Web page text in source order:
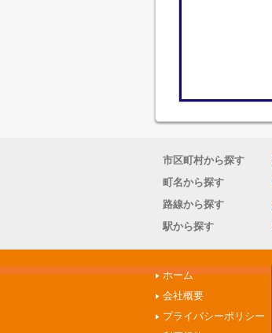
市区町村から探す
町名から探す
路線から探す
駅から探す
ホーム
会社概要
プライバシーポリシー